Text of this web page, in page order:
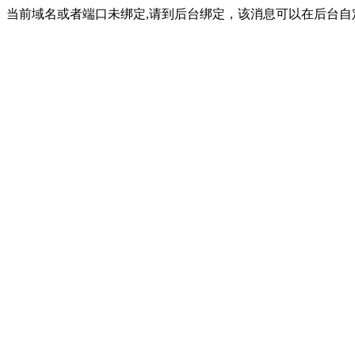
当前域名或者端口未绑定,请到后台绑定，该消息可以在后台自